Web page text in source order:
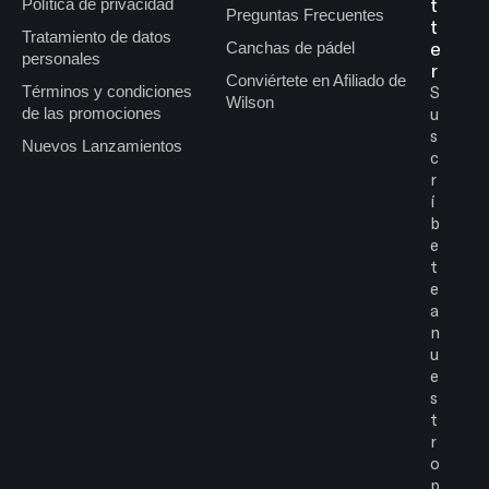
Política de privacidad
Tratamiento de datos
personales
Términos y condiciones
de las promociones
Nuevos Lanzamientos
Preguntas Frecuentes
Canchas de pádel
Conviértete en Afiliado de
Wilson
t
e
r
S
u
s
c
r
í
b
e
t
e
a
n
u
e
s
t
r
o
p